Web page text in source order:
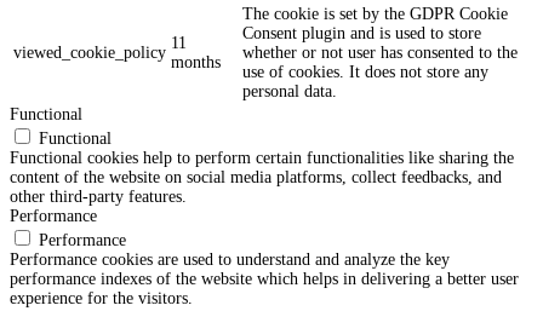
viewed_cookie_policy
11
months
The cookie is set by the GDPR Cookie
Consent plugin and is used to store
whether or not user has consented to the
use of cookies. It does not store any
personal data.
Functional
Functional
Functional cookies help to perform certain functionalities like sharing the
content of the website on social media platforms, collect feedbacks, and
other third-party features.
Performance
Performance
Performance cookies are used to understand and analyze the key
performance indexes of the website which helps in delivering a better user
experience for the visitors.